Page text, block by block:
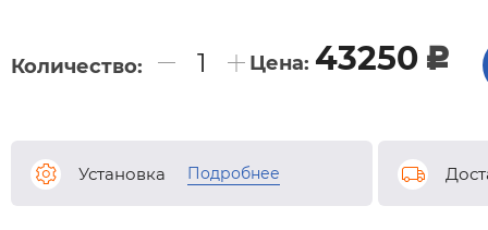
Количество: Цена: 43250 c
Установка Подробнее